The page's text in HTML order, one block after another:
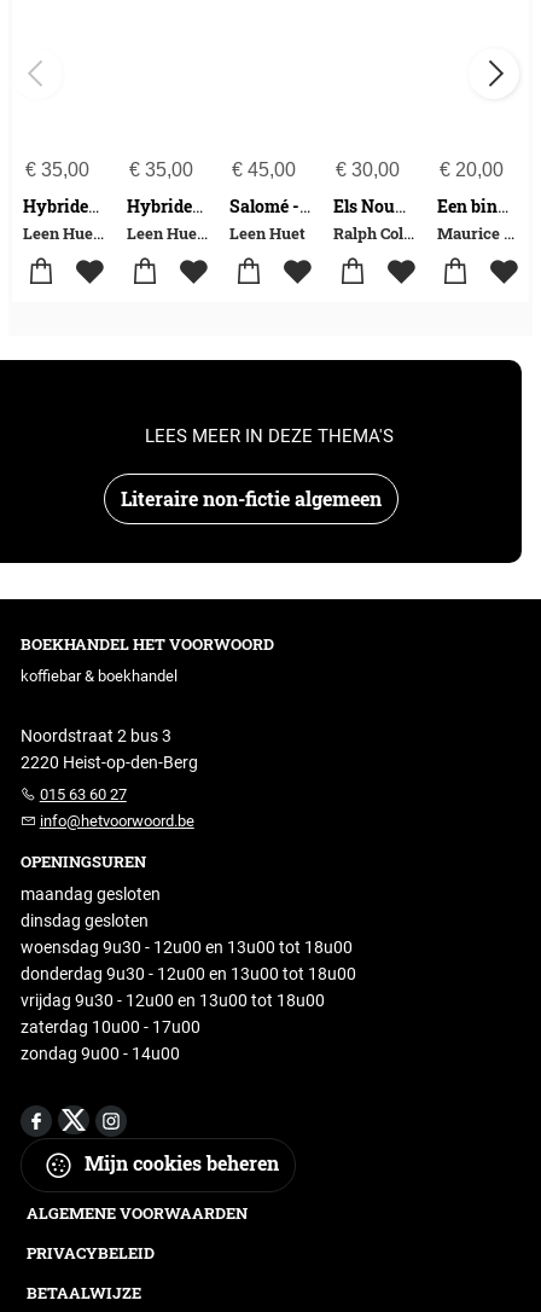
€35,00
Hybriden/HYBRIDS at De Warande
Leen Huet-Frank Herreman
€35,00
Hybriden, samengestelde wezens uit fabels, mythen en legenden
Leen Huet-Frank Herreman
€ 45,00
Salomé - Tom Liekens
Leen Huet
€ 30,00
Els Nouwen
Ralph Collier-Ger Groot-Leen Huet-Rudi Salomon
€20,00
Een binnenplaats met gras
Maurice Gilliams
Literaire non-fictie algemeen
LEES MEER IN DEZE THEMA'S
BOEKHANDEL HET VOORWOORD
koffiebar & boekhandel
Noordstraat 2 bus 3
2220 Heist-op-den-Berg
015 63 60 27
info@hetvoorwoord.be
OPENINGSUREN
maandag gesloten
dinsdag gesloten
woensdag 9u30 - 12u00 en 13u00 tot 18u00
donderdag 9u30 - 12u00 en 13u00 tot 18u00
vrijdag 9u30 - 12u00 en 13u00 tot 18u00
zaterdag 10u00 - 17u00
zondag 9u00 - 14u00
Mijn cookies beheren
ALGEMENE VOORWAARDEN
PRIVACYBELEID
BETAALWIJZE